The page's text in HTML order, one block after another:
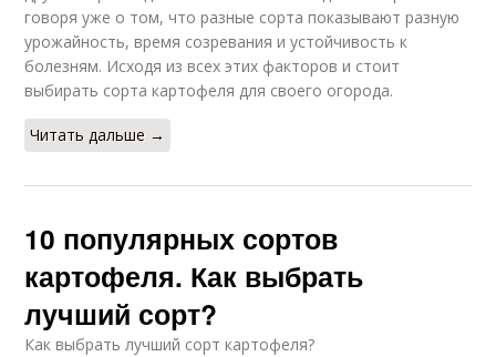
говоря уже о том, что разные сорта показывают разную
урожайность, время созревания и устойчивость к
болезням. Исходя из всех этих факторов и стоит
выбирать сорта картофеля для своего огорода.
Читать дальше →
10 популярных сортов
картофеля. Как выбрать
лучший сорт?
Как выбрать лучший сорт картофеля?